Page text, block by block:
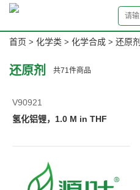
首页 > 化学类 > 化学合成 > 还原剂
还原剂 共71 件商品
V90921
氢化铝锂，1.0 M in THF